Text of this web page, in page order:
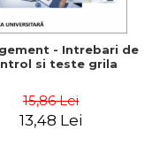
- Intrebari de
si teste grila
15,86 Lei
13,48 Lei